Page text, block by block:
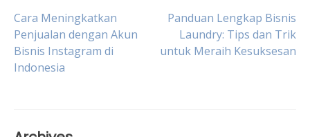
Post
navigation
Cara Meningkatkan
Penjualan dengan Akun
Bisnis Instagram di
Indonesia
Panduan Lengkap Bisnis
Laundry: Tips dan Trik
untuk Meraih Kesuksesan